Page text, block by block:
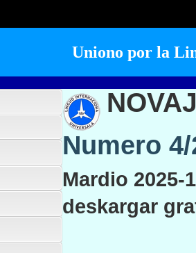
Uniono por la
Numero
Mardio 2025-
deskargar